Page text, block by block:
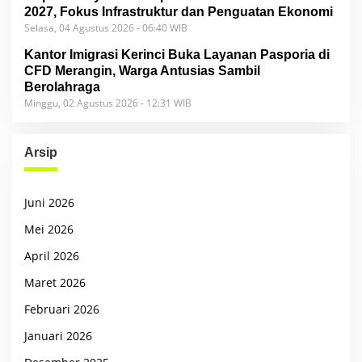
2027, Fokus Infrastruktur dan Penguatan Ekonomi
Selasa, 04 Agustus 2026 - 06:40 WIB
Kantor Imigrasi Kerinci Buka Layanan Pasporia di
CFD Merangin, Warga Antusias Sambil
Berolahraga
Minggu, 02 Agustus 2026 - 12:31 WIB
Arsip
Juni 2026
Mei 2026
April 2026
Maret 2026
Februari 2026
Januari 2026